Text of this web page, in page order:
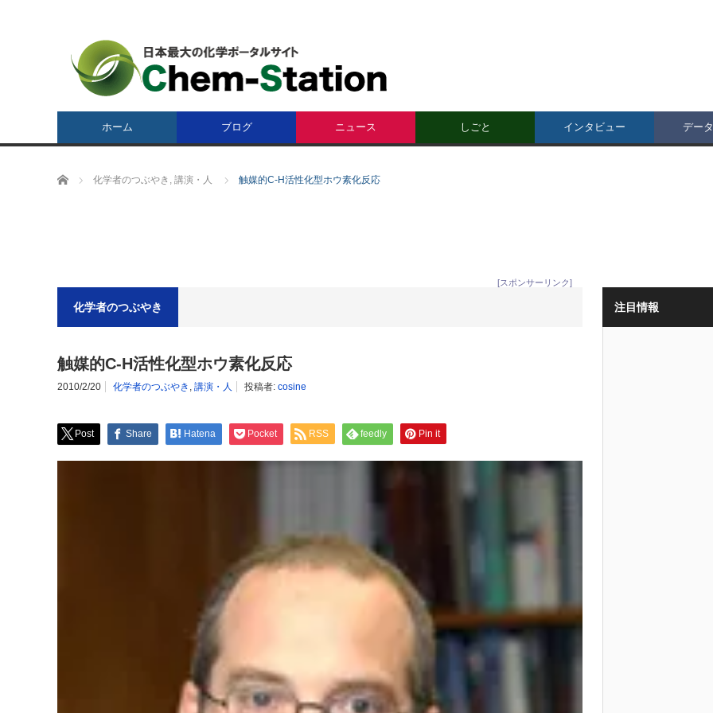
ホーム ブログ ニュース しごと インタビュー デー
ホーム 化学者のつぶやき , 講演・人 触媒的C-H活性化型ホウ素化反応
[スポンサーリンク]
化学者のつぶやき
触媒的C-H活性化型ホウ素化反応
2010/2/20 化学者のつぶやき , 講演・人 投稿者: cosine
Post Share Hatena Pocket RSS feedly Pin it
注目情報